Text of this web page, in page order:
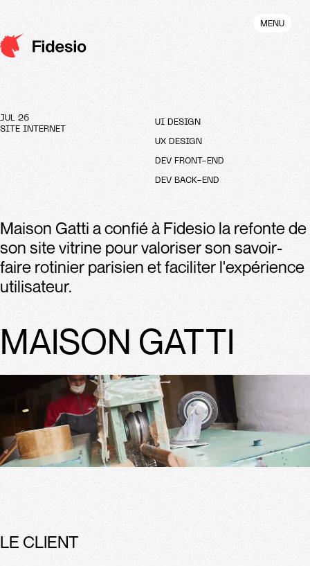
contenu
principal
MENU
JUL 26
SITE INTERNET
UI DESIGN
UX DESIGN
DEV FRONT-END
DEV BACK-END
Maison Gatti a confié à Fidesio la refonte de
son site vitrine pour valoriser son savoir-
faire rotinier parisien et faciliter l'expérience
utilisateur.
MAISON GATTI
LE CLIENT